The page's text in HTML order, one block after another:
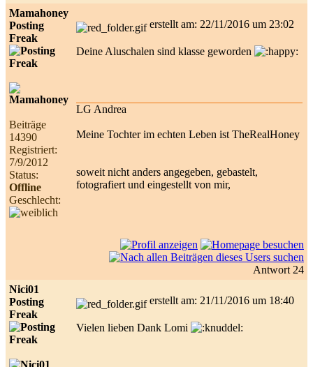
Mamahoney
Posting
Freak
Beiträge
14390
Registriert:
7/9/2012
Status:
Offline
Geschlecht:
erstellt am: 22/11/2016 um 23:02
Deine Aluschalen sind klasse geworden
LG Andrea
Meine Tochter im echten Leben ist TheRealHoney
soweit nicht anders angegeben, gebastelt,
fotografiert und eingestellt von mir,
Antwort 24
Nici01
Posting
Freak
erstellt am: 21/11/2016 um 18:40
Vielen lieben Dank Lomi